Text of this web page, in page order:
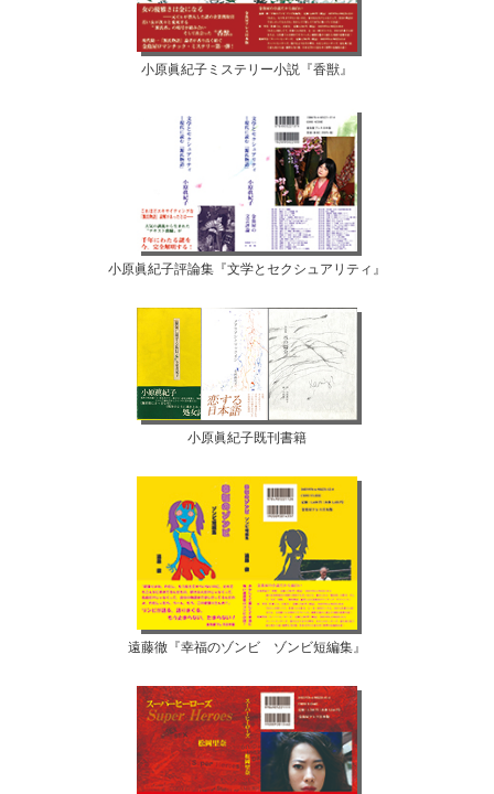
小原眞紀子ミステリー小説『香獣』
小原眞紀子評論集『文学とセクシュアリティ』
小原眞紀子既刊書籍
遠藤徹『幸福のゾンビ ゾンビ短編集』